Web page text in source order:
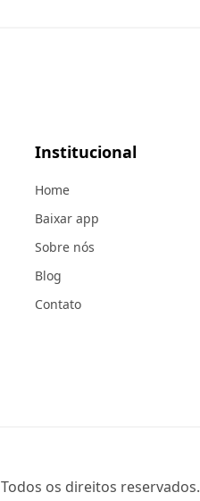
Institucional
Home
Baixar app
Sobre nós
Blog
Contato
Todos os direitos reservados.